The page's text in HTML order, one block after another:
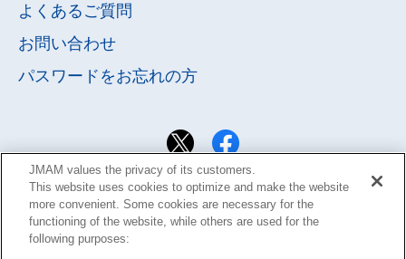
よくあるご質問
お問い合わせ
パスワードをお忘れの方
JMAM values the privacy of its customers.
This website uses cookies to optimize and make the website
more convenient. Some cookies are necessary for the
functioning of the website, while others are used for the
following purposes: